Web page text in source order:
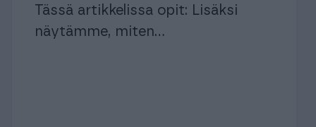
Tässä artikkelissa opit: Lisäksi
näytämme, miten...